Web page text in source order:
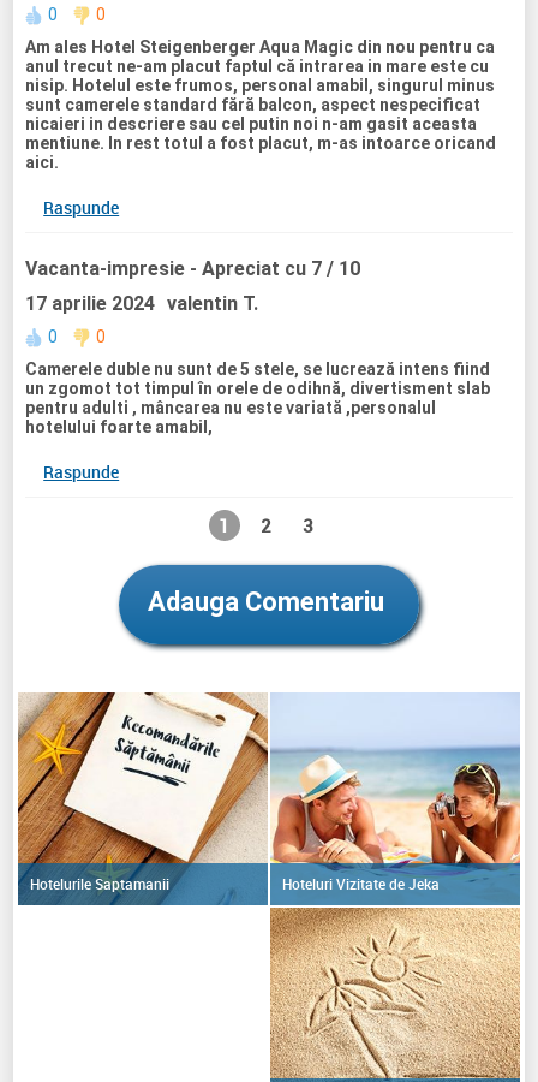
0
0
Am ales Hotel Steigenberger Aqua Magic din nou pentru ca
anul trecut ne-am placut faptul că intrarea in mare este cu
nisip. Hotelul este frumos, personal amabil, singurul minus
sunt camerele standard fără balcon, aspect nespecificat
nicaieri in descriere sau cel putin noi n-am gasit aceasta
mentiune. In rest totul a fost placut, m-as intoarce oricand
aici.
Raspunde
Vacanta-impresie - Apreciat cu 7 / 10
17 aprilie 2024 valentin T.
0
0
Camerele duble nu sunt de 5 stele, se lucrează intens fiind
un zgomot tot timpul în orele de odihnă, divertisment slab
pentru adulti , mâncarea nu este variată ,personalul
hotelului foarte amabil,
Raspunde
1 2 3
Adauga Comentariu
Hotelurile Saptamanii Hoteluri Vizitate de Jeka